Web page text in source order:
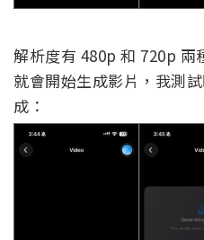
解析度有 480p 和 720p 兩
就會開始生成影片，我測
成：